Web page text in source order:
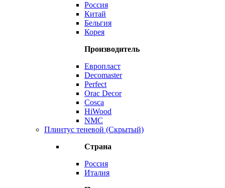
Россия
Китай
Бельгия
Корея
Производитель
Европласт
Decomaster
Perfect
Orac Decor
Cosca
HiWood
NMC
Плинтус теневой (Скрытый)
Страна
Россия
Италия